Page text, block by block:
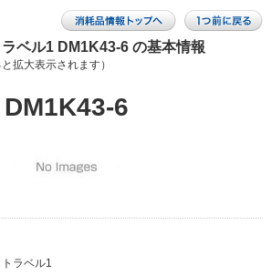
ベル1 DM1K43-6 の基本情報
拡大表示されます）
DM1K43-6
ラベル1